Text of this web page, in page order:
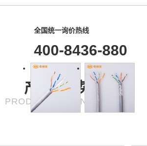
全国统一询价热线
400-8436-880
产品·优势
PRODUCT ADVANTAGE